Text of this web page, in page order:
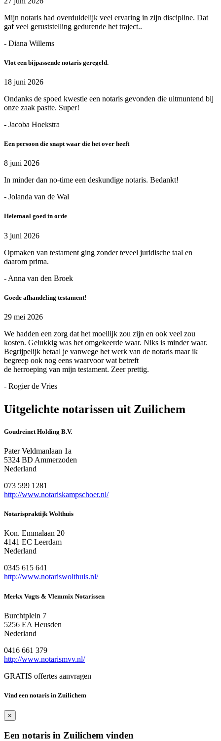
Mijn notaris had overduidelijk veel ervaring in zijn discipline. Dat
gaf veel geruststelling gedurende het traject..
- Diana Willems
Vlot een bijpassende notaris geregeld.
18 juni 2026
Ondanks de spoed kwestie een notaris gevonden die uitmuntend bij
onze zaak pastte. Super!
- Jacoba Hoekstra
Een persoon die snapt waar die het over heeft
8 juni 2026
In minder dan no-time een deskundige notaris. Bedankt!
- Jolanda van de Wal
Helemaal goed in orde
3 juni 2026
Opmaken van testament ging zonder teveel juridische taal en
daarom prima.
- Anna van den Broek
Goede afhandeling testament!
29 mei 2026
We hadden een zorg dat het moeilijk zou zijn en ook veel zou
kosten. Gelukkig was het omgekeerde waar. Niks is minder waar.
Begrijpelijk betaal je vanwege het werk van de notaris maar ik
begreep ook nog eens waarvoor wat betreft
de herroeping van mijn testament. Zeer prettig.
- Rogier de Vries
Uitgelichte notarissen uit Zuilichem
Goudreinet Holding B.V.
Pater Veldmanlaan 1a
5324 BD Ammerzoden
Nederland
073 599 1281
http://www.notariskampschoer.nl/
Notarispraktijk Wolthuis
Kon. Emmalaan 20
4141 EC Leerdam
Nederland
0345 615 641
http://www.notariswolthuis.nl/
Merkx Vugts & Vlemmix Notarissen
Burchtplein 7
5256 EA Heusden
Nederland
0416 661 379
http://www.notarismvv.nl/
GRATIS offertes aanvragen
Vind een notaris in Zuilichem
×
Een notaris in Zuilichem vinden